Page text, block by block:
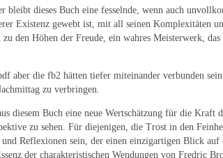
bleibt dieses Buch eine fesselnde, wenn auch
Existenz gewebt ist, mit all seinen Komplexitäten
den Höhen der Freude, ein wahres Meisterwerk,
aber die fb2 hätten tiefer miteinander verbunden
zu verbringen.
diesem Buch eine neue Wertschätzung für die
zu sehen. Für diejenigen, die Trost in den
und Reflexionen sein, der einen einzigartigen Blick
der charakteristischen Wendungen von Fredric